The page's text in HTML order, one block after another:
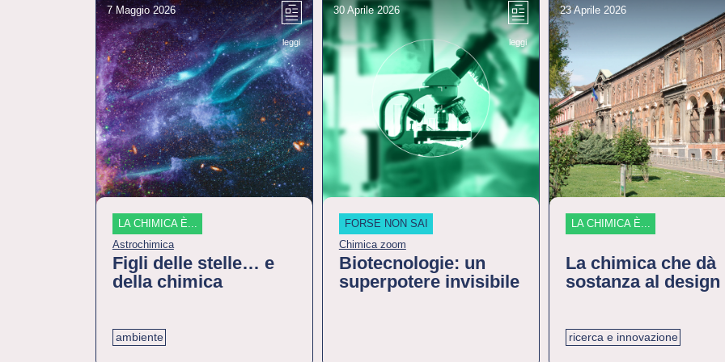
7 Maggio 2026
leggi
LA CHIMICA È...
Astrochimica
Figli delle stelle… e
della chimica
ambiente
30 Aprile 2026
leggi
FORSE NON SAI
Chimica zoom
Biotecnologie: un
superpotere invisibile
23 Aprile 2026
LA CHIMICA È...
La chimica che dà
sostanza al design
ricerca e innovazione